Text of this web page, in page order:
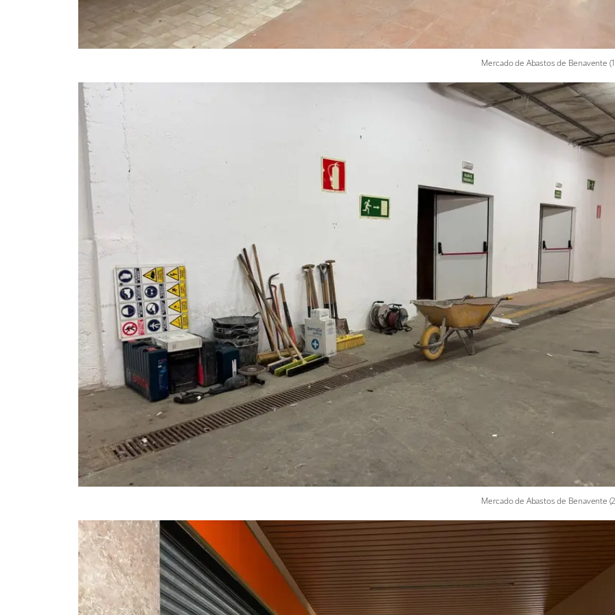
Mercado de Abastos de Benavente
Mercado de Abastos de Benavente